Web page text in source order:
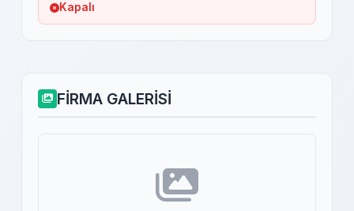
Kapalı
FİRMA GALERİSİ